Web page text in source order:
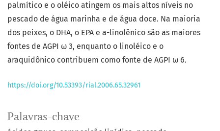
Palavras-chave
palmítico e o oléico atingem os mais altos níveis no
pescado de água marinha e de água doce. Na maioria
dos peixes, o DHA, o EPA e a-linolênico são as maiores
fontes de AGPI ω 3, enquanto o linoléico e o
araquidônico contribuem como fonte de AGPI ω 6.
https://doi.org/10.53393/rial.2006.65.32961